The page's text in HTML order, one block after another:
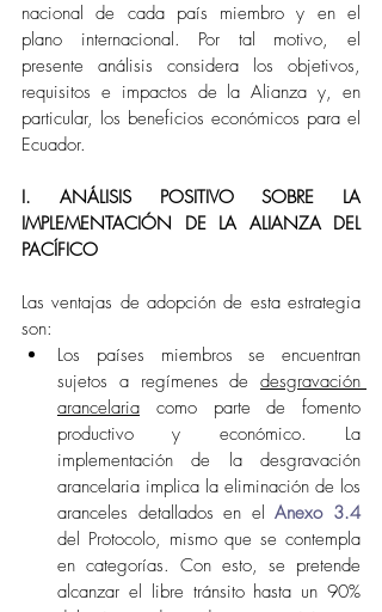
nacional de cada país miembro y en el
plano internacional. Por tal motivo, el
presente análisis considera los objetivos,
requisitos e impactos de la Alianza y, en
particular, los beneficios económicos para el
Ecuador.
I. ANÁLISIS POSITIVO SOBRE LA
IMPLEMENTACIÓN DE LA ALIANZA DEL
PACÍFICO
Las ventajas de adopción de esta estrategia
son:
Los países miembros se encuentran
sujetos a regímenes de desgravación
arancelaria como parte de fomento
productivo y económico. La
implementación de la desgravación
arancelaria implica la eliminación de los
aranceles detallados en el Anexo 3.4
del Protocolo, mismo que se contempla
en categorías. Con esto, se pretende
alcanzar el libre tránsito hasta un 90%